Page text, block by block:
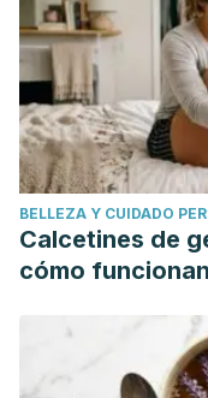
Personality Stability
Psychology and
Ter Laak, J.
personalidad.
Nº2.
BELLEZA Y CUIDADO
Calcetines de
cómo